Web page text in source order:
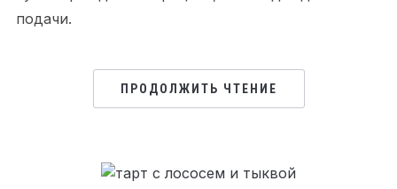
подачи.
ПРОДОЛЖИТЬ ЧТЕНИЕ